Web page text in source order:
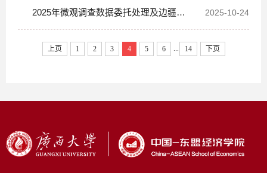
保留学籍时间）未能完成学业的来华留学本
科生拟作退学处理的公示
2025-10-24
2025年微观调查数据委托处理及边疆宏
观经济与科研成果数据库更新服务项目定向
上页 1 2 3 4 5 6 14 下页